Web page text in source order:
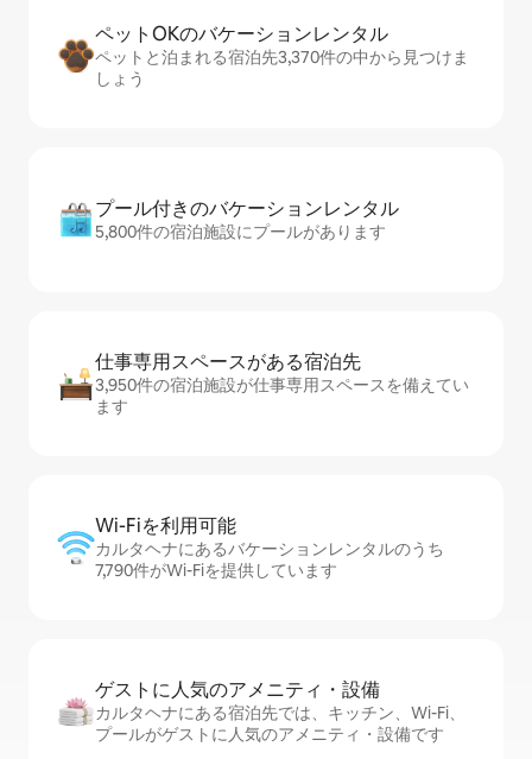
ペットOKのバ⁠ケ⁠ー⁠シ⁠ョ⁠ンレ⁠ン⁠タ⁠ル
ペットと泊まれる宿泊先3,370件の中から見つけま
しょう
プール付きのバ⁠ケ⁠ー⁠シ⁠ョ⁠ンレ⁠ン⁠タ⁠ル
5,800件の宿泊施設にプールがあります
仕事専用ス⁠ペ⁠ー⁠スがあ⁠る宿⁠泊⁠先
3,950件の宿泊施設が仕事専用スペースを備えてい
ます
Wi-Fiを利⁠用⁠可⁠能
カルタヘナにあるバケーションレンタルのうち
7,790件がWi-Fiを提供しています
ゲストに人⁠気⁠のア⁠メ⁠ニ⁠テ⁠ィ・設⁠備
カルタヘナにある宿泊先では、キッチン、Wi-Fi、
プールがゲストに人気のアメニティ・設備です